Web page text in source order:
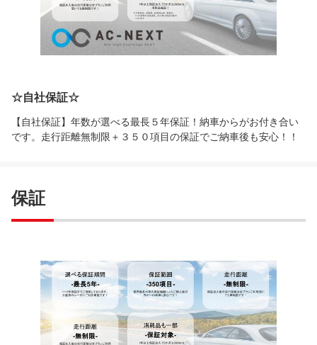
☆自社保証☆
【自社保証】年数が選べる最長５年保証！納車からがお付き合い
です。走行距離無制限＋３５０項目の保証でご納車後も安心！！
保証